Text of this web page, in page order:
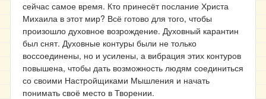
сейчас самое время. Кто принесёт послание Христа
Михаила в этот мир? Всё готово для того, чтобы
произошло духовное возрождение. Духовный карантин
был снят. Духовные контуры были не только
воссоединены, но и усилены, а вибрация этих контуров
повышена, чтобы дать возможность людям соединиться
со своими Настройщиками Мышления и начать
понимать своё место в Творении.